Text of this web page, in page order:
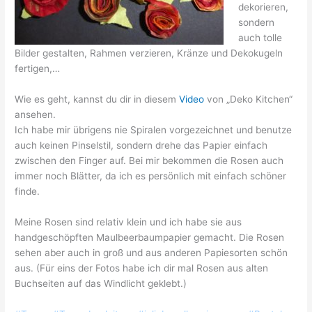
dekorieren,
sondern
auch tolle
Bilder gestalten, Rahmen verzieren, Kränze und Dekokugeln
fertigen,…
Wie es geht, kannst du dir in diesemVideo von „Deko Kitchen“
ansehen.
Ich habe mir übrigens nie Spiralen vorgezeichnet und benutze
auch keinen Pinselstil, sondern drehe das Papier einfach
zwischen den Finger auf. Bei mir bekommen die Rosen auch
immer noch Blätter, da ich es persönlich mit einfach schöner
finde.
Meine Rosen sind relativ klein und ich habe sie aus
handgeschöpften Maulbeerbaumpapier gemacht. Die Rosen
sehen aber auch in groß und aus anderen Papiesorten schön
aus. (Für eins der Fotos habe ich dir mal Rosen aus alten
Buchseiten auf das Windlicht geklebt.)